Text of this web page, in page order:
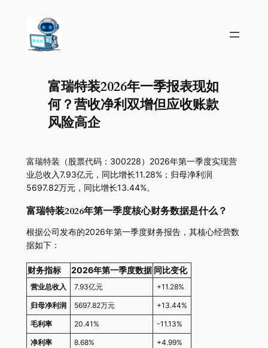
富瑞特装2026年一季报表现如
何？营收净利双增但应收账款
风险高企
富瑞特装（股票代码：300228）2026年第一季度实现营
业总收入7.93亿元，同比增长11.28%；归母净利润
5697.82万元，同比增长13.44%。
富瑞特装2026年第一季度核心财务数据是什么？
根据公司发布的2026年第一季度财务报告，其核心经营数
据如下：
财务指标 2026年第一季度数据 同比变化
营业总收入 7.93亿元 +11.28%
归母净利润 5697.82万元 +13.44%
毛利率 20.41% -11.13%
净利率 8.68% +4.99%